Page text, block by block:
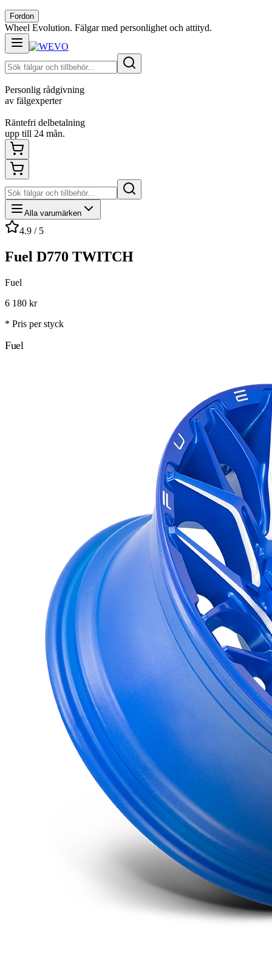
Fordon
Wheel Evolution. Fälgar med personlighet och attityd.
Personlig rådgivning
av fälgexperter
Räntefri delbetalning
upp till 24 mån.
Alla varumärken
4.9 / 5
Fuel D770 TWITCH
Fuel
6 180 kr
* Pris per styck
Fuel